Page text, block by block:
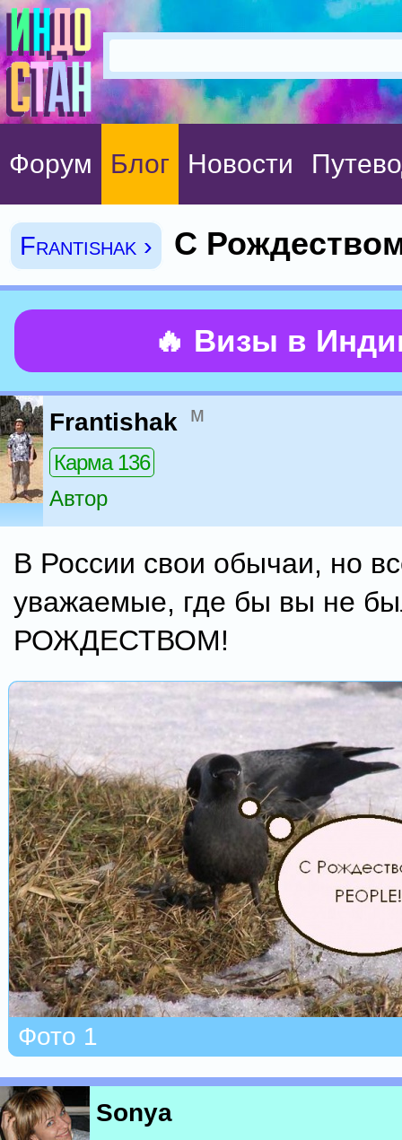
Форум Блог Новости
Frantishak › С
🔥 Визы в
Frantishak м
Карма 136
Автор
В России свои обычаи, но
уважаемые, где бы вы не
РОЖДЕСТВОМ!
Фото 1
Sonya